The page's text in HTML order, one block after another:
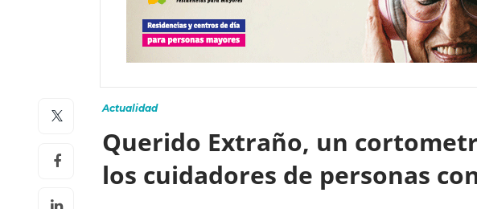
Actualidad
Querido Extraño, un
los cuidadores de personas